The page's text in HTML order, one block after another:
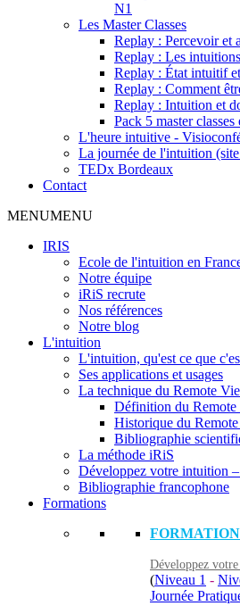
N1
Les Master Classes
Replay : Percevoir et
Replay : Les
Replay : État intuitif
Replay : Comment
Replay : Intuition et
Pack 5 master classes
L'heure intuitive -
La journée de l'intuition
TEDx Bordeaux
Contact
MENUMENU
IRIS
Ecole de l'intuition en
Notre équipe
iRiS recrute
Nos références
Notre blog
L'intuition
L'intuition, qu'est ce que
Ses applications et usages
La technique du Remote
Définition du
Historique du
Bibliographie
La méthode iRiS
Développez votre intuition
Bibliographie francophone
Formations
Développez
(Niveau 1 -
Journée